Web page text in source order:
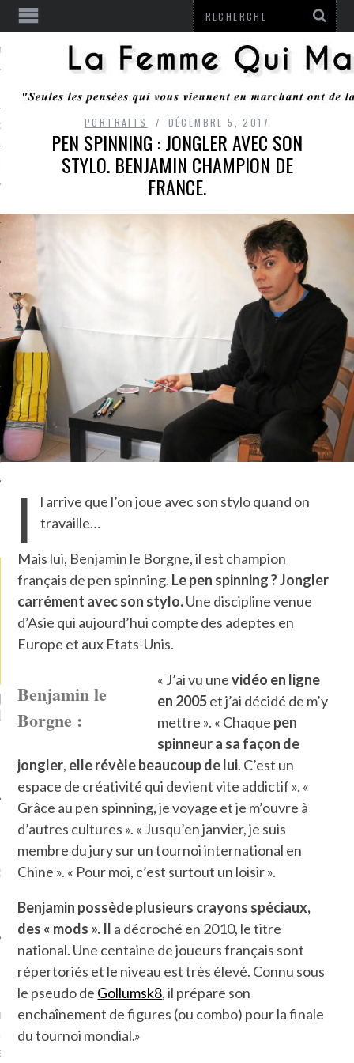
RESTER
MONROZIER
ARCACHON
LA PHOTO
ATTACHÉS À LA
DE L’AMBASSADE
À PARIS. POURQUOI
UN GRONDIN FOURRÉ AUX
CHAMPIGNONS ET AUX
LARDONS DANS LA HALLE
DE DAX. ET POURQUOI PAS
?
MES DERNIERS
SUR FACEBOOK
QUI MARCHE
journaliste à France
toujours aimé marcher.
conquis mais en
PORTRAITS DÉCEMBRE 5, 2017
PEN SPINNING : JONGLER AVEC SON
STYLO. BENJAMIN CHAMPION DE
FRANCE.
I
l arrive que l’on joue avec son stylo quand on
travaille…
Mais lui, Benjamin le Borgne, il est champion
français de pen spinning. Le pen spinning ? Jongler
carrément avec son stylo.Une discipline venue
d’Asie qui aujourd’hui compte des adeptes en
Europe et aux Etats-Unis.
Benjamin le
Borgne :
« J’ai vu unevidéo en ligne
en 2005et j’ai décidé de m’y
mettre ». « Chaque pen
spinneur a sa façon de
jongler, elle révèle beaucoup de lui. C’est un
espace de créativité qui devient vite addictif ». «
Grâce au pen spinning, je voyage et je m’ouvre à
d’autres cultures ». « Jusqu’en janvier, je suis
membre du jury sur un tournoi international en
Chine ». « Pour moi, c’est surtout un loisir ».
Benjamin possède plusieurs crayons spéciaux,
des « mods ». Il a décroché en 2010, le titre
national. Une centaine de joueurs français sont
répertoriés et le niveau est très élevé. Connu sous
le pseudo de Gollumsk8, il prépare son
enchaînement de figures (ou combo) pour la finale
du tournoi mondial.»